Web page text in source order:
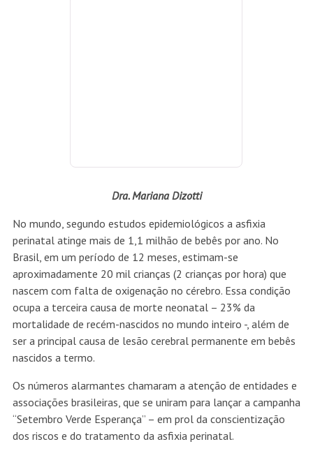
Os números alarmantes chamaram a atenção de entidades e
associações brasileiras, que se uniram para lançar a campanha
“Setembro Verde Esperança” – em prol da conscientização
dos riscos e do tratamento da asfixia perinatal.
O movimento foi lançado pelo Instituto Protegendo
Cérebros Salvando Futuros, entidade sem fins lucrativos e
liderada por um grupo de profissionais de saúde preocupados
com o alto número de bebês que correm o risco de viver com
sequelas neurológicas irreparáveis após insultos no período
neonatal, e atua com fundamental parceria da Sociedade
Brasileira de Pediatria.
Adicionalmente, esta campanha já conta com o apoio a
AACD, Instituto Jô Clemente, Academia Brasileira de